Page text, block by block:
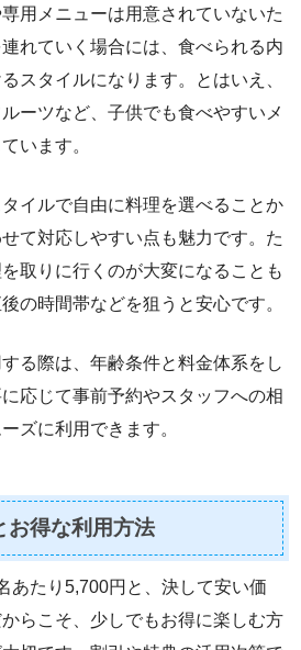
用メニューは用意されていないた
れていく場合には、食べられる内
スタイルになります。とはいえ、
ーツなど、子供でも食べやすいメ
います。
イルで自由に料理を選べることか
て対応しやすい点も魅力です。た
取りに行くのが大変になることも
の時間帯などを狙うと安心です。
る際は、年齢条件と料金体系をし
応じて事前予約やスタッフへの相
ズに利用できます。
お得な利用方法
あたり5,700円と、決して安い価
らこそ、少しでもお得に楽しむ方